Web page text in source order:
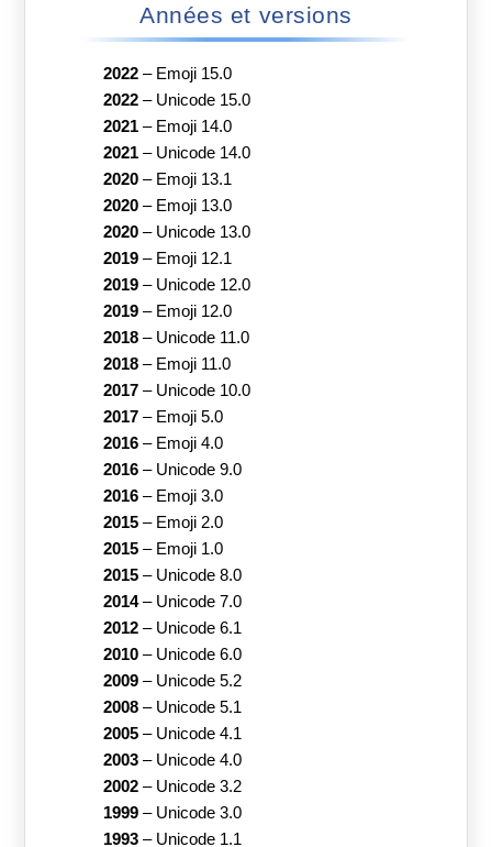
Années et versions
2022– Emoji 15.0
2022– Unicode 15.0
2021– Emoji 14.0
2021– Unicode 14.0
2020– Emoji 13.1
2020– Emoji 13.0
2020– Unicode 13.0
2019– Emoji 12.1
2019– Unicode 12.0
2019– Emoji 12.0
2018– Unicode 11.0
2018– Emoji 11.0
2017– Unicode 10.0
2017– Emoji 5.0
2016– Emoji 4.0
2016– Unicode 9.0
2016– Emoji 3.0
2015– Emoji 2.0
2015– Emoji 1.0
2015– Unicode 8.0
2014– Unicode 7.0
2012– Unicode 6.1
2010– Unicode 6.0
2009– Unicode 5.2
2008– Unicode 5.1
2005– Unicode 4.1
2003– Unicode 4.0
2002– Unicode 3.2
1999– Unicode 3.0
1993– Unicode 1.1